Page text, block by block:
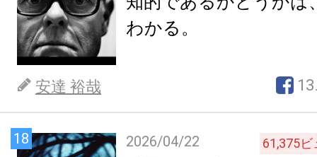
わかる。
安達 裕哉
18 2026/04/22 61,375ビ